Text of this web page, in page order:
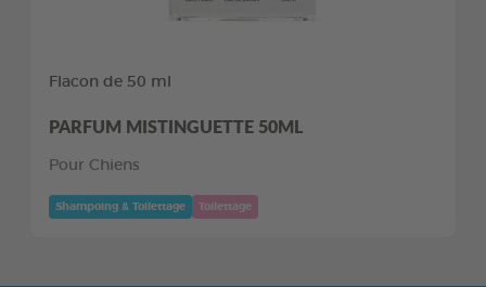
Flacon de 50 ml
PARFUM MISTINGUETTE 50ML
Pour Chiens
Shampoing & Toilettage Toilettage